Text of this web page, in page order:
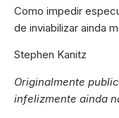
Como impedir
de inviabilizar ainda
Stephen Kanitz
Originalmente
infelizmente ainda